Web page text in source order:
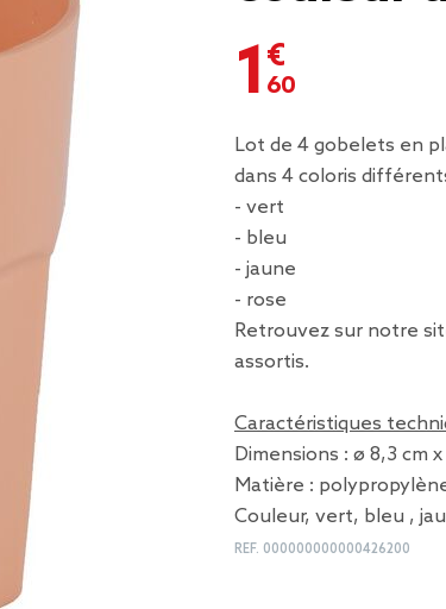
1,60 €
Lot de 4 gobelets en
dans 4 coloris
- vert
- bleu
- jaune
- rose
Retrouvez sur notre
assortis.
Caractéristiques
Dimensions : ø 8,3 cm x
Matière :
Couleur, vert, bleu ,
REF. 000000000000426200